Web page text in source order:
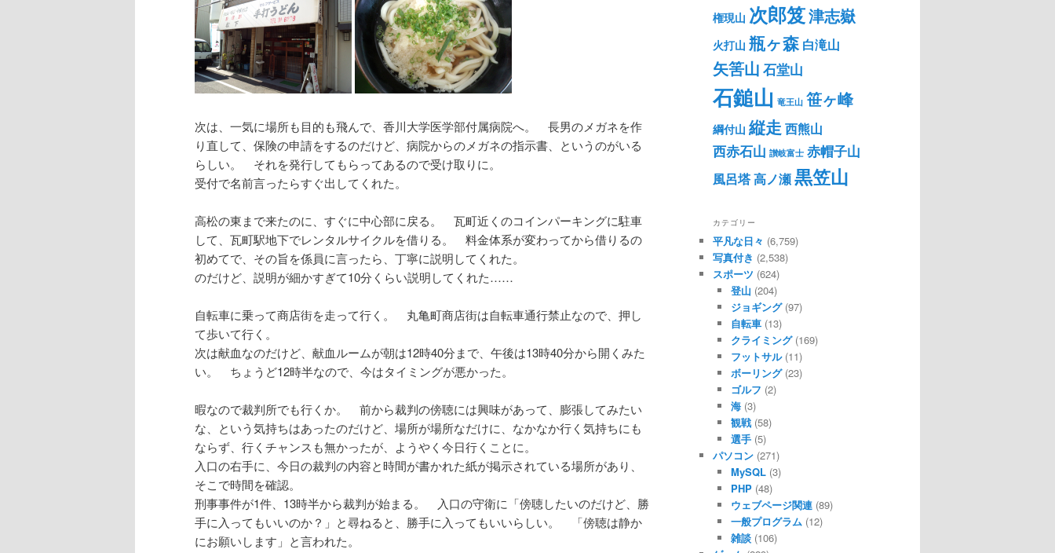
次は、一気に場所も目的も飛んで、香川大学医学部付属病院へ。 長男のメガネを作
り直して、保険の申請をするのだけど、病院からのメガネの指示書、というのがいる
らしい。 それを発行してもらってあるので受け取りに。
受付で名前言ったらすぐ出してくれた。
高松の東まで来たのに、すぐに中心部に戻る。 瓦町近くのコインパーキングに駐車
して、瓦町駅地下でレンタルサイクルを借りる。 料金体系が変わってから借りるの
初めてで、その旨を係員に言ったら、丁寧に説明してくれた。
のだけど、説明が細かすぎて10分くらい説明してくれた……
自転車に乗って商店街を走って行く。 丸亀町商店街は自転車通行禁止なので、押し
て歩いて行く。
次は献血なのだけど、献血ルームが朝は12時40分まで、午後は13時40分から開くみた
い。 ちょうど12時半なので、今はタイミングが悪かった。
暇なので裁判所でも行くか。 前から裁判の傍聴には興味があって、膨張してみたい
な、という気持ちはあったのだけど、場所が場所なだけに、なかなか行く気持ちにも
ならず、行くチャンスも無かったが、ようやく今日行くことに。
入口の右手に、今日の裁判の内容と時間が書かれた紙が掲示されている場所があり、
そこで時間を確認。
刑事事件が1件、13時半から裁判が始まる。 入口の守衛に「傍聴したいのだけど、勝
手に入ってもいいのか？」と尋ねると、勝手に入ってもいいらしい。 「傍聴は静か
にお願いします」と言われた。
権現山 次郎笈津志嶽
火打山 瓶ヶ森 白滝山
矢筈山 石堂山
石鎚山 竜王山 笹ヶ峰
綱付山 縦走西熊山
西赤石山 讃岐富士 赤帽子山
風呂塔高ノ瀬黒笠山
カテゴリー
平凡な日々 (6,759)
写真付き (2,538)
スポーツ (624)
登山 (204)
ジョギング(97)
自転車(13)
クライミング(169)
フットサル(11)
ボーリング(23)
ゴルフ (2)
海(3)
観戦(58)
選手(5)
パソコン (271)
MySQL(3)
PHP(48)
ウェブページ関連(89)
一般プログラム (12)
雑談(106)